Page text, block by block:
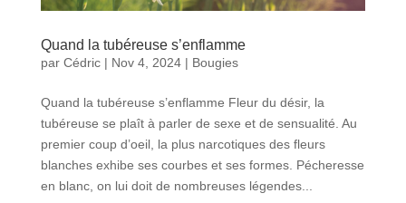
Quand la tubéreuse s’enflamme
par Cédric| Nov 4, 2024| Bougies
Quand la tubéreuse s’enflamme Fleur du désir, la
tubéreuse se plaît à parler de sexe et de sensualité. Au
premier coup d’oeil, la plus narcotiques des fleurs
blanches exhibe ses courbes et ses formes. Pécheresse
en blanc, on lui doit de nombreuses légendes...